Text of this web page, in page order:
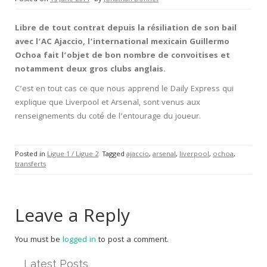
Libre de tout contrat depuis la résiliation de son bail
avec l’AC Ajaccio, l’international mexicain Guillermo
Ochoa fait l’objet de bon nombre de convoitises et
notamment deux gros clubs anglais.
C’est en tout cas ce que nous apprend le Daily Express qui
explique que Liverpool et Arsenal, sont venus aux
renseignements du coté de l’entourage du joueur.
Posted in Ligue 1 / Ligue 2 Tagged ajaccio, arsenal, liverpool, ochoa,
transferts
Leave a Reply
You must be logged in to post a comment.
Latest Posts